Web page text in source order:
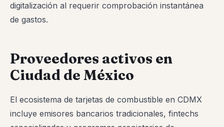
digitalización al requerir comprobación instantánea
de gastos.
Proveedores activos en
Ciudad de México
El ecosistema de tarjetas de combustible en CDMX
incluye emisores bancarios tradicionales, fintechs